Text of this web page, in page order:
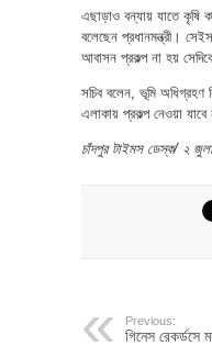
এছাড়াও বন্যায় যাতে কৃষি
বলেছেন প্রধানমন্ত্রী।
আবাসন প্রকল্প না হয়
সচিব বলেন, ভূমি অধিগ্রহণ
এলাকায় প্রকল্প নেওয়া
চাঁদপুর টাইমস ডেস্ক/ ২
Previous:
গিনেস